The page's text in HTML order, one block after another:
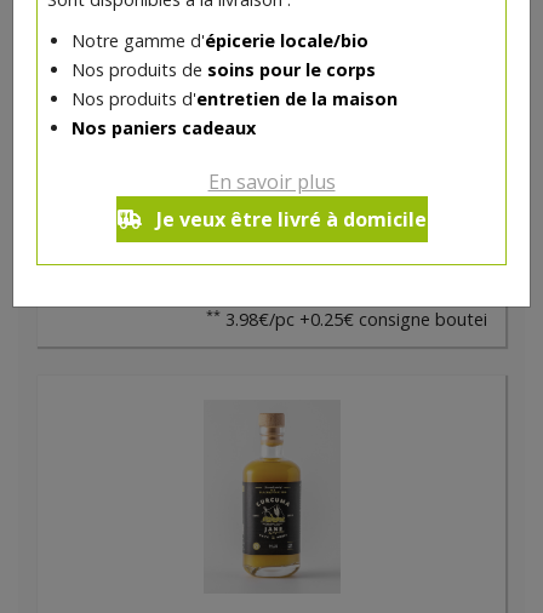
Notre gamme d'épicerie locale/bio
Nos produits de soins pour le corps
Nos produits d'entretien de la maison
Nos paniers cadeaux
En savoir plus
Je veux être livré à domicile
Boisson fleurs de sureau bio Pajottenlander 1l
INTERBIO
1 pc
4.23€
** 3.98€/pc +0.25€ consigne boutei